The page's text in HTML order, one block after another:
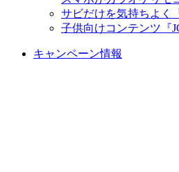
サビだけを気持ちよく
子供向けコンテンツ『
キャンペーン情報